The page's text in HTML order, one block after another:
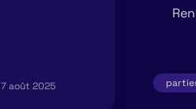
7 août 2025